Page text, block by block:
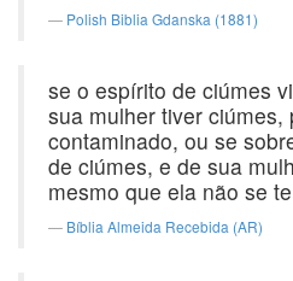
Polish Biblia Gdanska (1881)
se o espírito de ciúmes
sua mulher tiver ciúmes,
contaminado, ou se
de ciúmes, e de sua
mesmo que ela não se
Bíblia Almeida Recebida (AR)